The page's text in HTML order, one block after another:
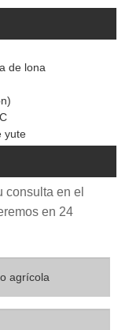
de lona
yute
consulta en el
en 24